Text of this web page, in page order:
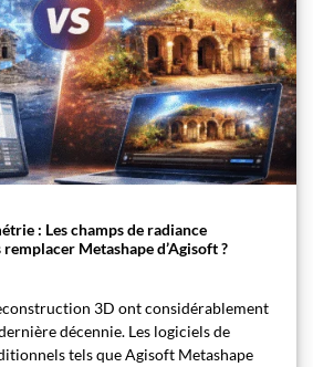
: Les champs de radiance
Metashape d’Agisoft ?
3D ont considérablement
décennie. Les logiciels de
tels que Agisoft Metashape